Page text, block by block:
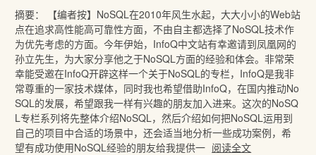
摘要： 【编者按】NoSQL在2010年风生水起，大大小小的Web站
点在追求高性能高可靠性方面，不由自主都选择了NoSQL技术作
为优先考虑的方面。今年伊始，InfoQ中文站有幸邀请到凤凰网的
孙立先生，为大家分享他之于NoSQL方面的经验和体会。非常荣
幸能受邀在InfoQ开辟这样一个关于NoSQL的专栏，InfoQ是我非
常尊重的一家技术媒体，同时我也希望借助InfoQ，在国内推动No
SQL的发展，希望跟我一样有兴趣的朋友加入进来。这次的NoSQ
L专栏系列将先整体介绍NoSQL，然后介绍如何把NoSQL运用到
自己的项目中合适的场景中，还会适当地分析一些成功案例，希
望有成功使用NoSQL经验的朋友给我提供一 阅读全文